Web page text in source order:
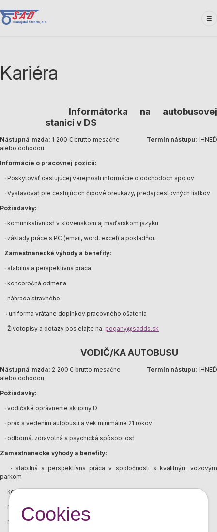
na
hlavný
Kariéra
Informátorka na autobusovej
stanici v DS
Nástupná mzda: 1 200 € brutto mesačne Termín nástupu: IHNEĎ
alebo dohodou
Informácie o pracovnej pozícii:
∙ Poskytovať cestujúcej verejnosti informácie o odchodoch spojov
∙ Vystavovať pre cestujúcich čipové preukazy, predaj cestovných lístkov
Požiadavky:
∙ komunikatívnosť v slovenskom aj maďarskom jazyku
∙ základy práce s PC (email, word, excel) a pokladňou
Zamestnanecké výhody a benefity:
∙ stabilná a perspektívna práca
∙ koncoročná odmena
∙ náhrada stravného
∙ uniforma vrátane doplnkov pracovného ošatenia
Životopisy a dotazy posielajte na: pogany@sadds.sk
VODIČ/KA AUTOBUSU
Nástupná mzda: 2 200 € brutto mesačne Termín nástupu: IHNEĎ
alebo dohodou
Požiadavky:
∙ vodičské oprávnenie skupiny D
∙ prax s vedením autobusu a vek minimálne 21 rokov
∙ odborná, zdravotná a psychická spôsobilosť
Zamestnanecké výhody a benefity:
∙ stabilná a perspektívna práca v spoločnosti s kvalitným vozovým
parkom
∙ koncoročná odmena vyplatená v mesiaci december
∙ mesačné prémie ∙vernostná odmena ∙ cestovné výhody
∙ náhrada stravného ∙ široký sociálny program
Cookies